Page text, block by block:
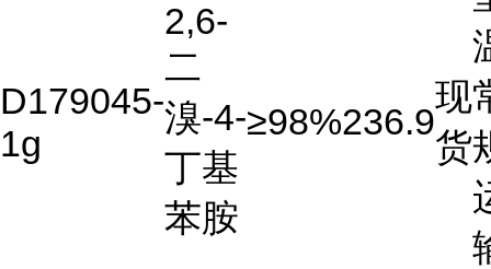
D179045-
1g
2,6-
二
溴-4-
丁基
苯胺
≥98%236.9
现
货